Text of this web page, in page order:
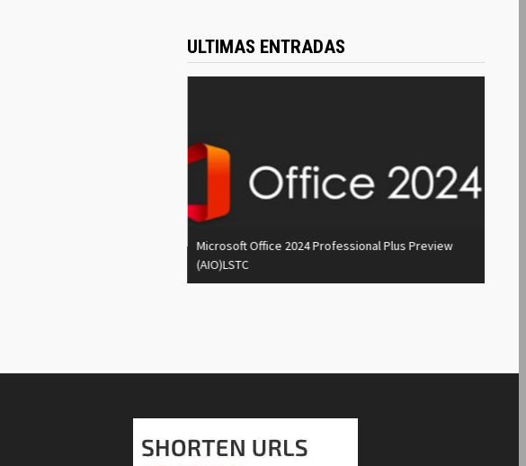
ULTIMAS ENTRADAS
Microsoft Office 2024 Professional Plus Preview
(AIO)LSTC